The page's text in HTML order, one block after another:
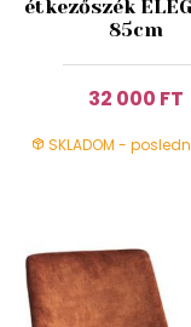
étkezőszék
85cm
32 000 FT
SKLADOM -